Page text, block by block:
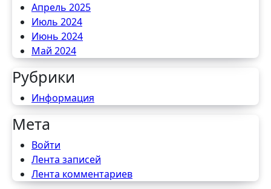
Апрель 2025
Июль 2024
Июнь 2024
Май 2024
Рубрики
Информация
Мета
Войти
Лента записей
Лента комментариев